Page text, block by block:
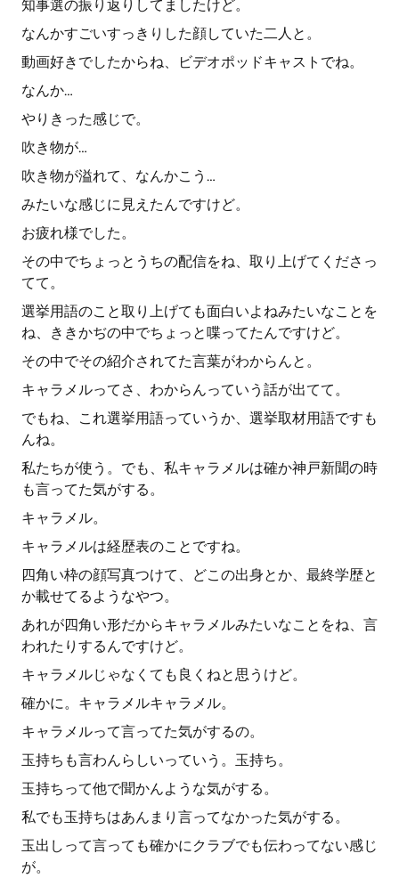
知事選の振り返りしてましたけど。
なんかすごいすっきりした顔していた二人と。
動画好きでしたからね、ビデオポッドキャストでね。
なんか…
やりきった感じで。
吹き物が…
吹き物が溢れて、なんかこう…
みたいな感じに見えたんですけど。
お疲れ様でした。
その中でちょっとうちの配信をね、取り上げてくださっ
てて。
選挙用語のこと取り上げても面白いよねみたいなことを
ね、ききかぢの中でちょっと喋ってたんですけど。
その中でその紹介されてた言葉がわからんと。
キャラメルってさ、わからんっていう話が出てて。
でもね、これ選挙用語っていうか、選挙取材用語ですも
んね。
私たちが使う。でも、私キャラメルは確か神戸新聞の時
も言ってた気がする。
キャラメル。
キャラメルは経歴表のことですね。
四角い枠の顔写真つけて、どこの出身とか、最終学歴と
か載せてるようなやつ。
あれが四角い形だからキャラメルみたいなことをね、言
われたりするんですけど。
キャラメルじゃなくても良くねと思うけど。
確かに。キャラメルキャラメル。
キャラメルって言ってた気がするの。
玉持ちも言わんらしいっていう。玉持ち。
玉持ちって他で聞かんような気がする。
私でも玉持ちはあんまり言ってなかった気がする。
玉出しって言っても確かにクラブでも伝わってない感じ
が。